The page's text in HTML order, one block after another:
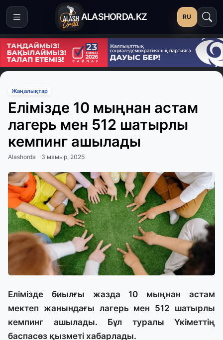
ALASHORDA.KZ RU
Жаңалықтар
Елімізде 10 мыңнан астам
лагерь мен 512 шатырлы
кемпинг ашылады
Alashorda 3 мамыр, 2025
Елімізде биылғы жазда 10 мыңнан астам
мектеп жанындағы лагерь мен 512 шатырлы
кемпинг ашылады. Бұл туралы Үкіметтің
баспасөз қызметі хабарлады.